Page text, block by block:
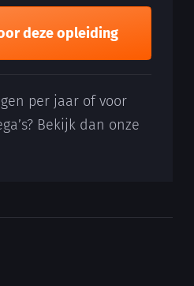
deze opleiding
per jaar of voor
Bekijk dan onze